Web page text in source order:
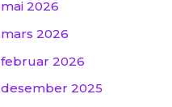
mai 2026
mars 2026
februar 2026
desember 2025